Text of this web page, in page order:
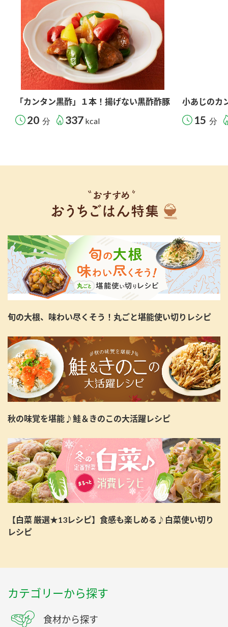
「カンタン黒酢」１本！揚げない黒酢酢豚
20 分 337 kcal
小あじのカ
15 分
旬の大根、味わい尽くそう！丸ごと堪能使い切りレシピ
秋の味覚を堪能♪鮭＆きのこの大活躍レシピ
【白菜 厳選★13レシピ】食感も楽しめる♪白菜使い切り
レシピ
カテゴリーから探す
食材から探す